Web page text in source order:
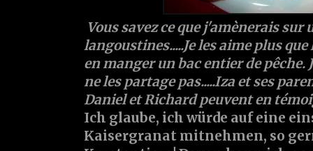
Vous savez ce que j'amènerais sur
langoustines.....Je les aime plus
en manger un bac entier de pêche.
ne les partage pas.....Iza et ses
Daniel et Richard peuvent en
Ich glaube, ich würde auf eine
Kaisergranat mitnehmen, so